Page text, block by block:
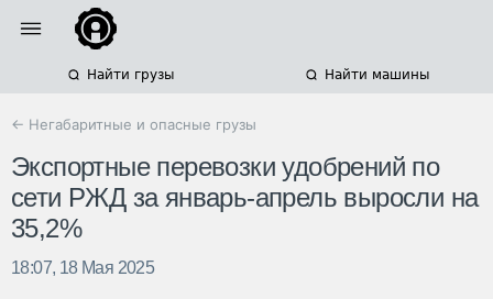
Найти грузы Найти машины
← Негабаритные и опасные грузы
Экспортные перевозки удобрений по
сети РЖД за январь-апрель выросли на
35,2%
18:07, 18 Мая 2025